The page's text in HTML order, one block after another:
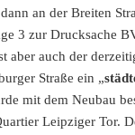
an der Breiten
3 zur Drucksache
aber auch der
Straße ein „
mit dem Neubau
Leipziger Tor.